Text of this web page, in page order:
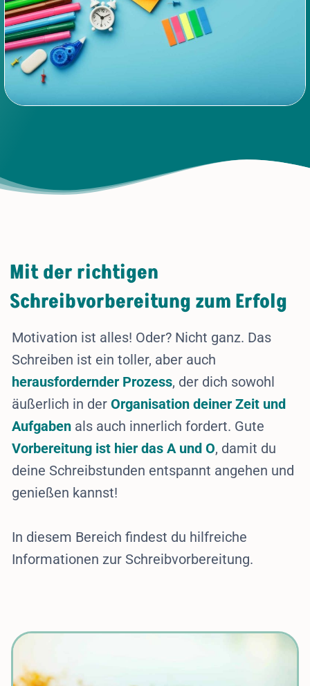
Mit der richtigen
Schreibvorbereitung zum Erfolg
Motivation ist alles! Oder? Nicht ganz. Das
Schreiben ist ein toller, aber auch
herausfordernder Prozess, der dich sowohl
äußerlich in der Organisation deiner Zeit und
Aufgabenals auch innerlich fordert. Gute
Vorbereitung ist hier das A und O, damit du
deine Schreibstunden entspannt angehen und
genießen kannst!
In diesem Bereich findest du hilfreiche
Informationen zur Schreibvorbereitung.